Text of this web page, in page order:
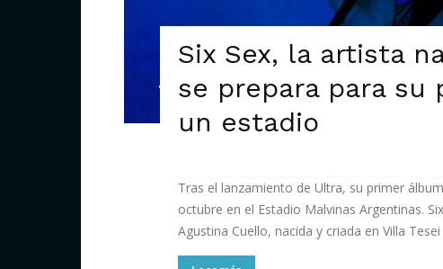
Six Sex, la artista
se prepara para su
un estadio
Tras el lanzamiento de Ultra, su primer
octubre en el Estadio Malvinas Argentinas.
Agustina Cuello, nacida y criada en Villa